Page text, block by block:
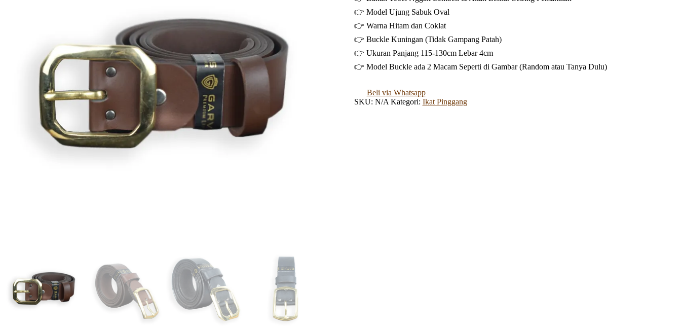
👉 Model Ujung Sabuk Oval
👉 Warna Hitam dan Coklat
👉 Buckle Kuningan (Tidak Gampang Patah)
👉 Ukuran Panjang 115-130cm Lebar 4cm
👉 Model Buckle ada 2 Macam Seperti di Gambar (Random atau Tanya Dulu)
Beli via Whatsapp
SKU: N/A Kategori: Ikat Pinggang